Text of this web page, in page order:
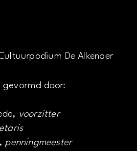
De Alkenaer
door:
voorzitter
penningmeester